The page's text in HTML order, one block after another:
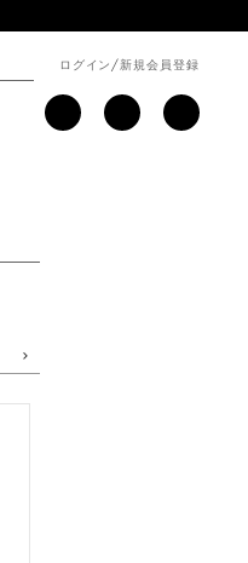
ログイン/新規会員登録